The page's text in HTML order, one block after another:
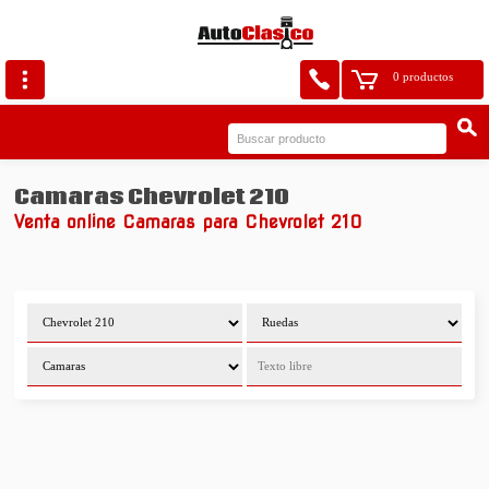
0 productos
Camaras Chevrolet 210
Venta online Camaras para Chevrolet 210